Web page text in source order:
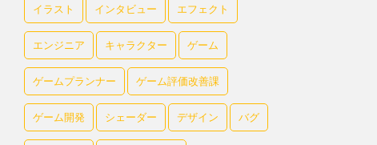
イラスト インタビュー エフェクト
エンジニア キャラクター ゲーム
ゲームプランナー ゲーム評価改善課
ゲーム開発 シェーダー デザイン バグ